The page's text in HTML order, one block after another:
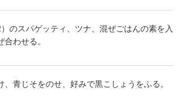
のスパゲッティ、ツナ、混ぜごはんの素を入
わせる。
、青じそをのせ、好みで黒こしょうをふる。